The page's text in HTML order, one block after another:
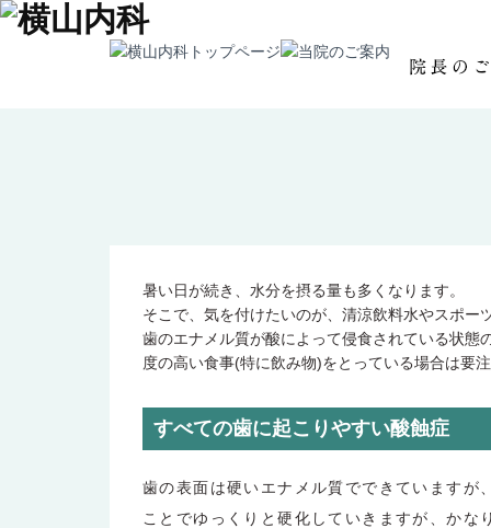
暑い日が続き、水分を摂る量も多くなります。
そこで、気を付けたいのが、清涼飲料水やスポ
歯のエナメル質が酸によって侵食されている状態
度の高い食事(特に飲み物)をとっている場合は要
すべての歯に起こりやすい酸蝕症
歯の表面は硬いエナメル質でできていますが
ことでゆっくりと硬化していきますが、か